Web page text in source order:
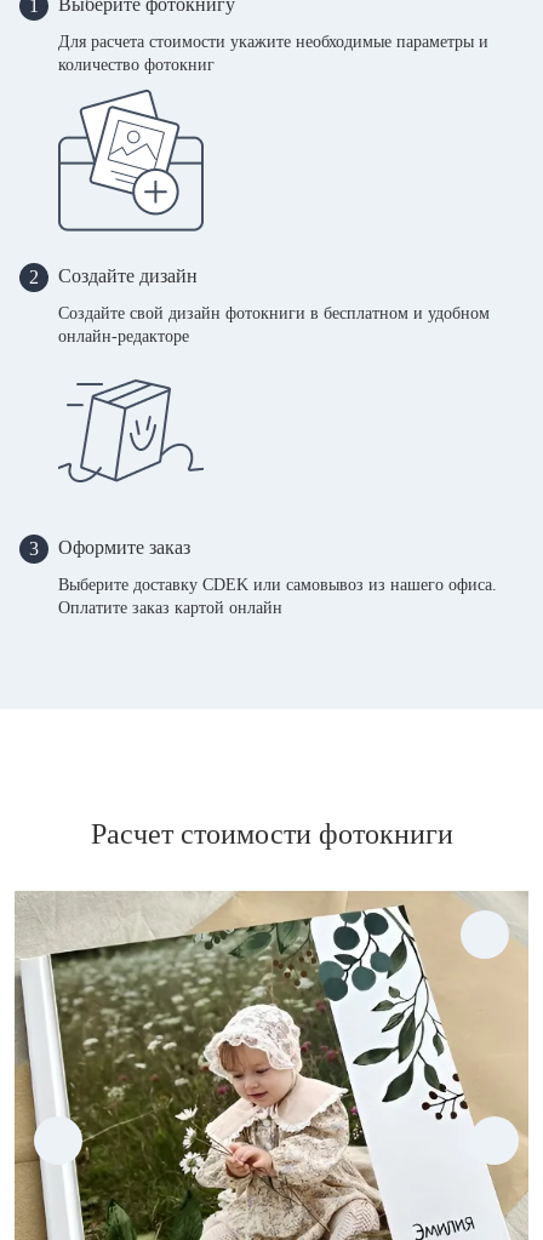
1 Выберите фотокнигу
Для расчета стоимости укажите необходимые параметры и
количество фотокниг
2 Создайте дизайн
Создайте свой дизайн фотокниги в бесплатном и удобном
онлайн-редакторе
3 Оформите заказ
Выберите доставку CDEK или самовывоз из нашего офиса.
Оплатите заказ картой онлайн
Расчет стоимости фотокниги